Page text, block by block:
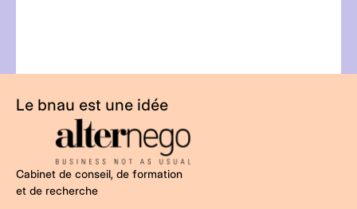
Le bnau est une idée
Cabinet de conseil, de formation
et de recherche